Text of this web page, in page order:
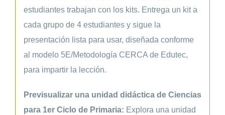
estudiantes trabajan con los kits. Entrega un kit a
cada grupo de 4 estudiantes y sigue la
presentación lista para usar, diseñada conforme
al modelo 5E/Metodología CERCA de Edutec,
para impartir la lección.
Previsualizar una unidad didáctica de Ciencias
para 1er Ciclo de Primaria: Explora una unidad